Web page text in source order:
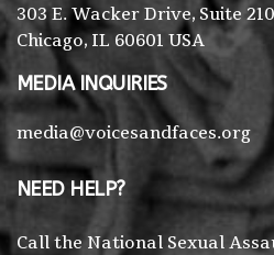
303 E. Wacker Drive, Suite
Chicago, IL 60601 USA
MEDIA INQUIRIES
media@voicesandfaces.org
NEED HELP?
Call the National Sexual